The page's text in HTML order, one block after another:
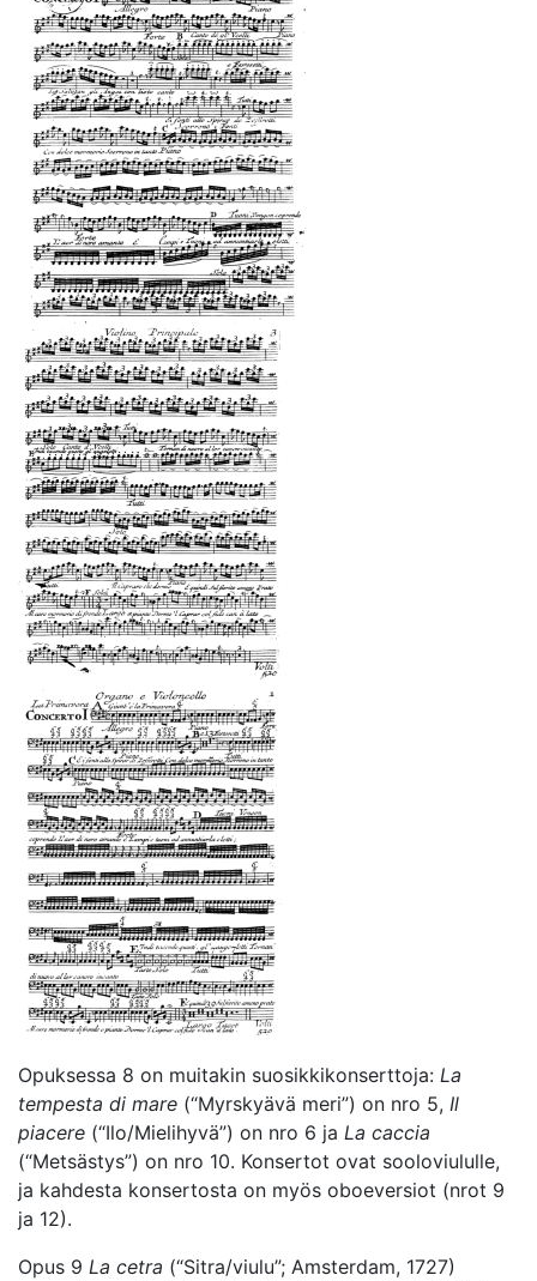
Opuksessa 8 on muitakin suosikkikonserttoja: La
tempesta di mare (“Myrskyävä meri”) on nro 5, Il
piacere (“Ilo/Mielihyvä”) on nro 6 ja La caccia
(“Metsästys”) on nro 10. Konsertot ovat sooloviululle,
ja kahdesta konsertosta on myös oboeversiot (nrot 9
ja 12).
Opus 9 La cetra (“Sitra/viulu”; Amsterdam, 1727)